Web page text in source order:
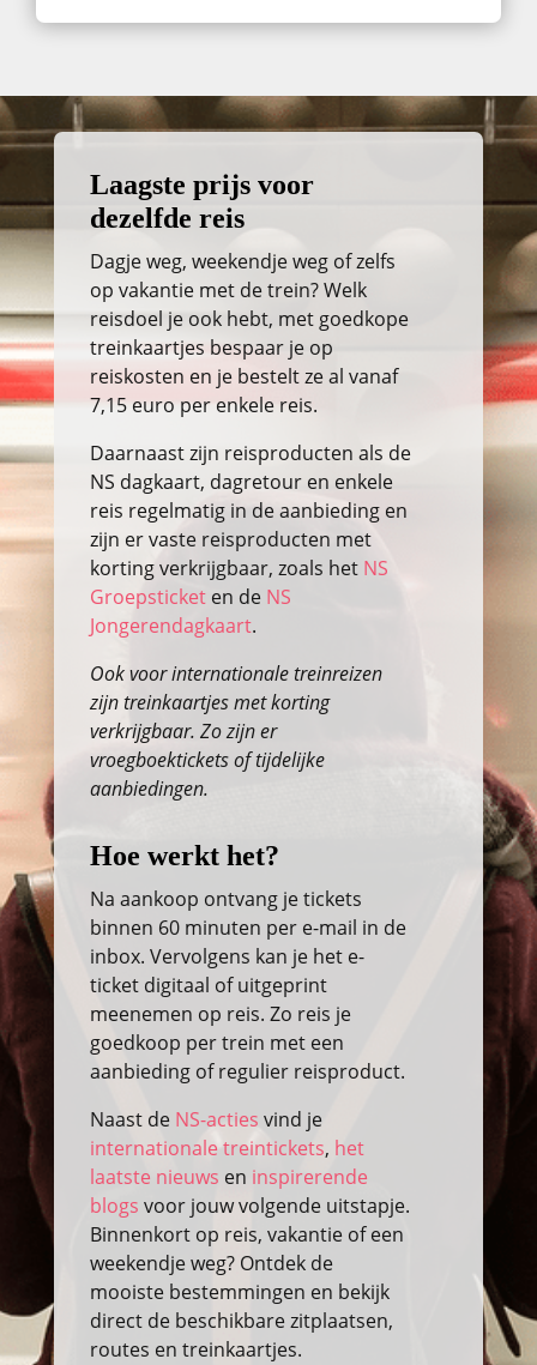
Laagste prijs voor
dezelfde reis
Dagje weg, weekendje weg of zelfs
op vakantie met de trein? Welk
reisdoel je ook hebt, met goedkope
treinkaartjes bespaar je op
reiskosten en je bestelt ze al vanaf
7,15 euro per enkele reis.
Daarnaast zijn reisproducten als de
NS dagkaart, dagretour en enkele
reis regelmatig in de aanbieding en
zijn er vaste reisproducten met
korting verkrijgbaar, zoals het NS
Groepsticketen de NS
Jongerendagkaart.
Ook voor internationale treinreizen
zijn treinkaartjes met korting
verkrijgbaar. Zo zijn er
vroegboektickets of tijdelijke
aanbiedingen.
Hoe werkt het?
Na aankoop ontvang je tickets
binnen 60 minuten per e-mail in de
inbox. Vervolgens kan je het e-
ticket digitaal of uitgeprint
meenemen op reis. Zo reis je
goedkoop per trein met een
aanbieding of regulier reisproduct.
Naast de NS-acties vind je
internationale treintickets, het
laatste nieuws en inspirerende
blogs voor jouw volgende uitstapje.
Binnenkort op reis, vakantie of een
weekendje weg? Ontdek de
mooiste bestemmingen en bekijk
direct de beschikbare zitplaatsen,
routes en treinkaartjes.